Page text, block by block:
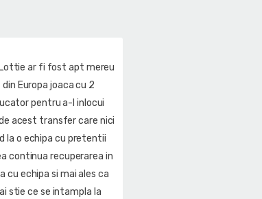
ar fi fost apt mereu
Europa joaca cu 2
pentru a-l inlocui
acest transfer care nici
la o echipa cu pretentii
continua recuperarea in
cu echipa si mai ales ca
stie ce se intampla la